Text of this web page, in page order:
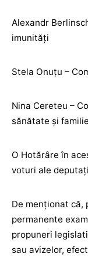
Alexandr
imunități
Stela Onuțu –
Nina Cereteu –
sănătate și familie
O Hotărâre în
voturi ale
De menționat
permanente
propuneri
sau avizelor,